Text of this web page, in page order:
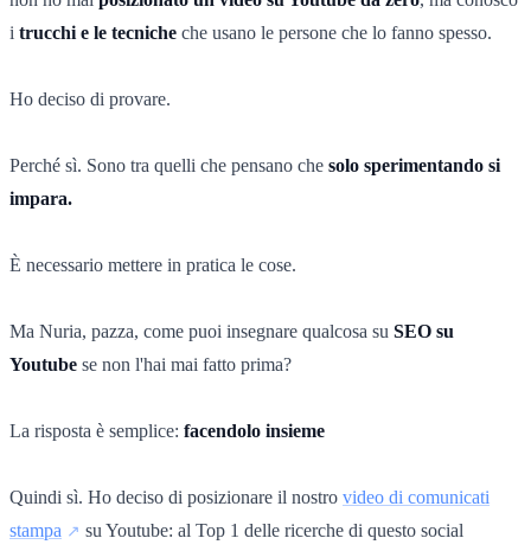
i trucchi e le tecniche che usano le persone che lo fanno spesso.
Ho deciso di provare.
Perché sì. Sono tra quelli che pensano che solo sperimentando si
impara.
È necessario mettere in pratica le cose.
Ma Nuria, pazza, come puoi insegnare qualcosa su SEO su
Youtube se non l'hai mai fatto prima?
La risposta è semplice: facendolo insieme
Quindi sì. Ho deciso di posizionare il nostro video di comunicati
stampa
su Youtube: al Top 1 delle ricerche di questo social